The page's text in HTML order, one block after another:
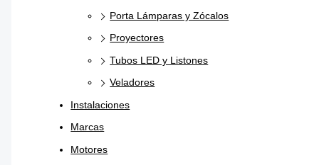
Porta Lámparas y Zócalos
Proyectores
Tubos LED y Listones
Veladores
Instalaciones
Marcas
Motores